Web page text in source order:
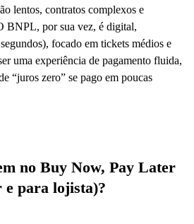
lentos, contratos complexos e
BNPL, por sua vez, é digital,
focado em tickets médios e
uma experiência de pagamento fluida,
“juros zero” se pago em poucas
no Buy Now, Pay Later
e para lojista)?